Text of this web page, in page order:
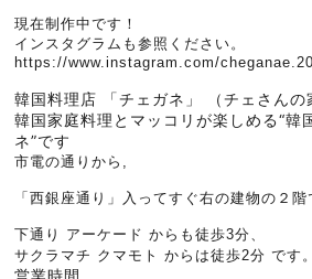
現在制作中です！
インスタグラムも参照ください。
https://www.instagram.com/
韓国料理店 「チェガネ」 （チェさん
韓国家庭料理とマッコリが楽しめる“韓
ネ”です
市電の通りから,
「西銀座通り」入ってすぐ右の建物の２階
下通り アーケード からも徒歩3分、
サクラマチ クマモト からは徒歩2分 です。